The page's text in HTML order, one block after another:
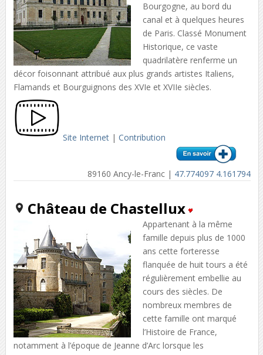
Bourgogne, au bord du
canal et à quelques heures
de Paris. Classé Monument
Historique, ce vaste
quadrilatère renferme un
décor foisonnant attribué aux plus grands artistes Italiens,
Flamands et Bourguignons des XVIe et XVIIe siècles.
Site Internet| Contribution
89160 Ancy-le-Franc | 47.774097 4.161794
Château de Chastellux
Appartenant à la même
famille depuis plus de 1000
ans cette forteresse
flanquée de huit tours a été
régulièrement embellie au
cours des siècles. De
nombreux membres de
cette famille ont marqué
l’Histoire de France,
notamment à l’époque de Jeanne d’Arc lorsque les